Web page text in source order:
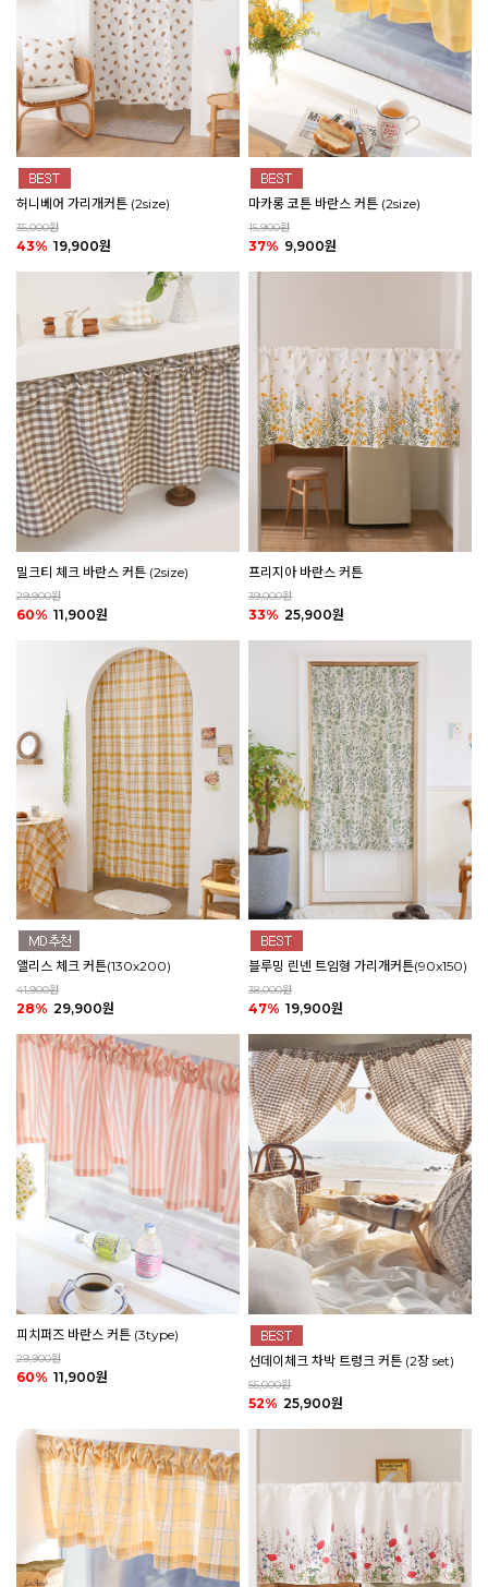
허니베어 가리개커튼 (2size)
35,000원
43% 19,900원
마카롱 코튼 바란스 커튼 (2size)
15,900원
37% 9,900원
밀크티 체크 바란스 커튼 (2size)
29,900원
60% 11,900원
프리지아 바란스 커튼
39,000원
33% 25,900원
앨리스 체크 커튼(130x200)
41,900원
28% 29,900원
블루밍 린넨 트임형 가리개커튼(90x150)
38,000원
47% 19,900원
피치퍼즈 바란스 커튼 (3type)
29,900원
60% 11,900원
선데이체크 차박 트렁크 커튼 (2장 set)
55,000원
52% 25,900원